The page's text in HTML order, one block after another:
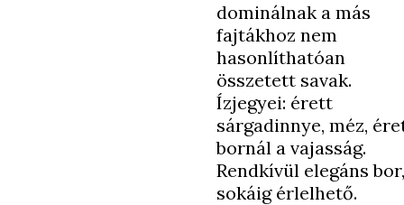
dominálnak a más
fajtákhoz nem
hasonlíthatóan
összetett savak.
Ízjegyei: érett
sárgadinnye, méz,
bornál a vajasság.
Rendkívül elegáns bor,
sokáig érlelhető.